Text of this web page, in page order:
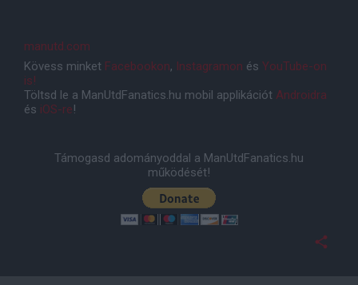
manutd.com
Kövess minket Facebookon, Instagramon és YouTube-on
is!
Töltsd le a ManUtdFanatics.hu mobil applikációt Androidra
és iOS-re!
Támogasd adományoddal a ManUtdFanatics.hu
működését!